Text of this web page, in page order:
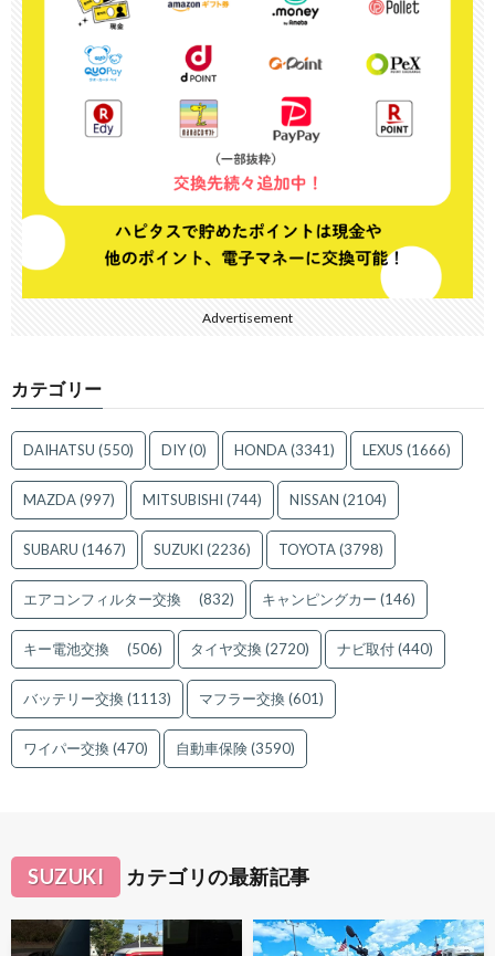
Advertisement
カテゴリー
DAIHATSU (550) DIY(0) HONDA(3341) LEXUS (1666)
MAZDA(997) MITSUBISHI (744) NISSAN (2104)
SUBARU (1467) SUZUKI (2236) TOYOTA(3798)
エアコンフィルター交換 (832) キャンピングカー (146)
キー電池交換 (506) タイヤ交換(2720) ナビ取付(440)
バッテリー交換(1113) マフラー交換(601)
ワイパー交換(470) 自動車保険(3590)
SUZUKI カテゴリの最新記事